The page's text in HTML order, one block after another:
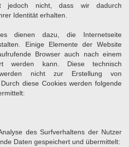
jedoch nicht, dass wir dadurch
Identität erhalten.
dienen dazu, die Internetseite
Einige Elemente der Website
Browser auch nach einem
werden kann. Diese technisch
nicht zur Erstellung von
diese Cookies werden folgende
des Surfverhaltens der Nutzer
Daten gespeichert und übermittelt: